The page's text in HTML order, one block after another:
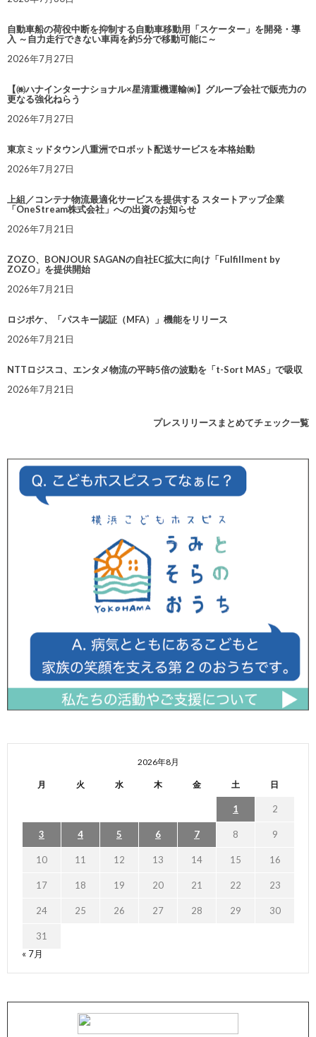
自動車船の荷役中断を抑制する自動車移動用「スケーター」を開発・導
入 ～自力走行できない車両を約5分で移動可能に～
2026年7月27日
【㈱ハナインターナショナル×星清重機運輸㈱】グループ会社で販売力の
更なる強化ねらう
2026年7月27日
東京ミッドタウン八重洲でロボット配送サービスを本格始動
2026年7月27日
上組／コンテナ物流最適化サービスを提供する スタートアップ企業
「OneStream株式会社」への出資のお知らせ
2026年7月21日
ZOZO、BONJOUR SAGANの自社EC拡大に向け「Fulfillment by
ZOZO」を提供開始
2026年7月21日
ロジポケ、「パスキー認証（MFA）」機能をリリース
2026年7月21日
NTTロジスコ、エンタメ物流の平時5倍の波動を「t-Sort MAS」で吸収
2026年7月21日
プレスリリースまとめてチェック一覧
2026年8月
月 火 水 木 金 土 日
1 2
3 4 5 6 7 8 9
10 11 12 13 14 15 16
17 18 19 20 21 22 23
24 25 26 27 28 29 30
31
« 7月